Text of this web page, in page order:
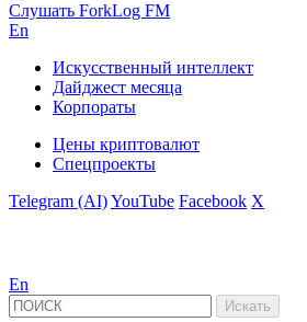
Слушать ForkLog FM
En
Искусственный интеллект
Дайджест месяца
Корпораты
Цены криптовалют
Спецпроекты
Telegram (AI)YouTube Facebook X
En